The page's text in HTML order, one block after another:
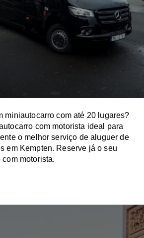
miniautocarro com até 20 lugares?
com motorista ideal para
o melhor serviço de aluguer de
em Kempten. Reserve já o seu
motorista.